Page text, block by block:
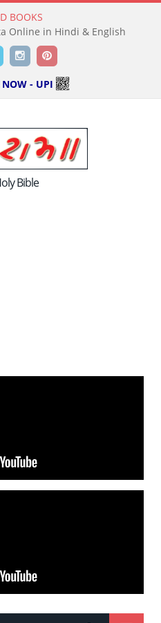
BOOKS
Online in Hindi & English
TwitterInstagramPinterest
NOW - UPI
Bible